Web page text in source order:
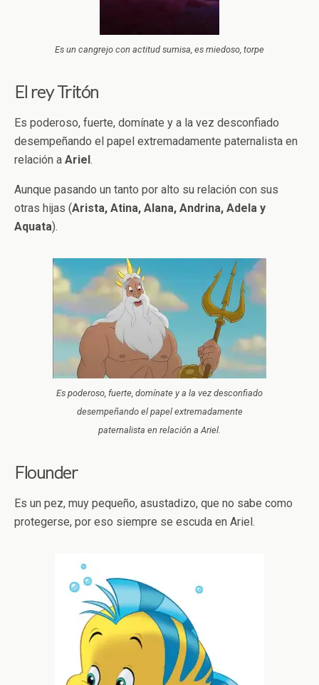
Es un cangrejo con actitud sumisa, es miedoso, torpe
El rey Tritón
Es poderoso, fuerte, domínate y a la vez desconfiado
desempeñando el papel extremadamente paternalista en
relación a Ariel.
Aunque pasando un tanto por alto su relación con sus
otras hijas (Arista, Atina, Alana, Andrina, Adela y
Aquata).
Es poderoso, fuerte, domínate y a la vez desconfiado
desempeñando el papel extremadamente
paternalista en relación a Ariel.
Flounder
Es un pez, muy pequeño, asustadizo, que no sabe como
protegerse, por eso siempre se escuda en Ariel.